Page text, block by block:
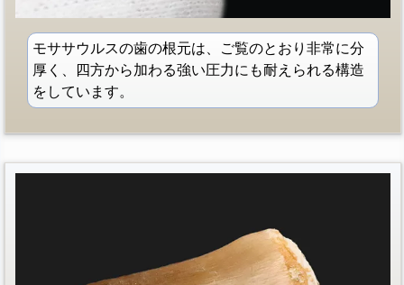
モササウルスの歯の根元は、ご覧のとおり非常に分
厚く、四方から加わる強い圧力にも耐えられる構造
をしています。